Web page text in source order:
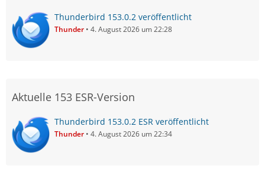
Thunderbird 153.0.2 veröffentlicht
Thunder 4. August 2026 um 22:28
Aktuelle 153 ESR-Version
Thunderbird 153.0.2 ESR veröffentlicht
Thunder 4. August 2026 um 22:34